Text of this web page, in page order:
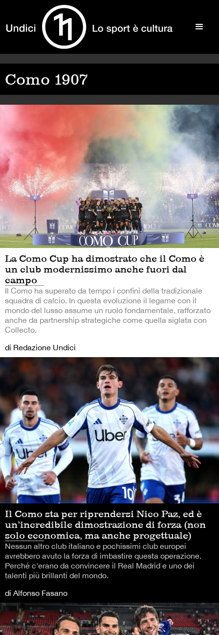
Como 1907
La Como Cup ha dimostrato che il Como è
un club modernissimo anche fuori dal
campo
Il Como ha superato da tempo i confini della tradizionale
squadra di calcio. In questa evoluzione il legame con il
mondo del lusso assume un ruolo fondamentale, rafforzato
anche da partnership strategiche come quella siglata con
Collecto.
di Redazione Undici
Il Como sta per riprendersi Nico Paz, ed è
un’incredibile dimostrazione di forza (non
solo economica, ma anche progettuale)
Nessun altro club italiano e pochissimi club europei
avrebbero avuto la forza di imbastire questa operazione.
Perché c'erano da convincere il Real Madrid e uno dei
talenti più brillanti del mondo.
di Alfonso Fasano